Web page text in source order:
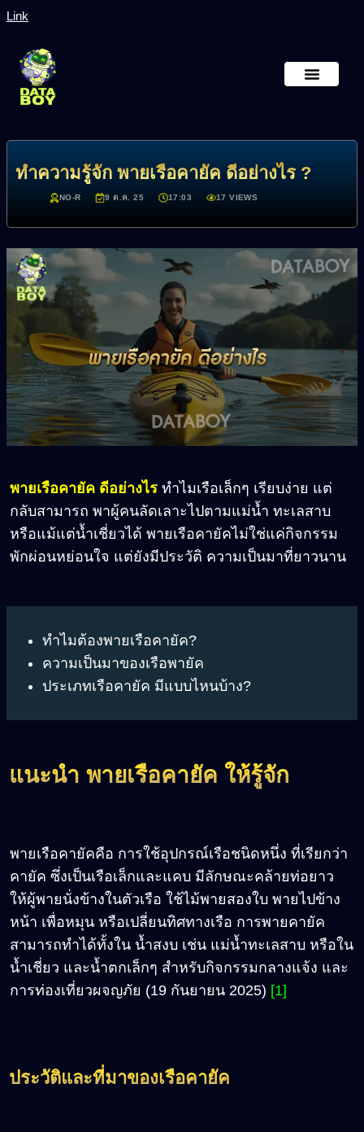
Link
ทำความรู้จัก พายเรือคายัค ดีอย่างไร ?
NO-R 9 ต.ค. 25 17:03 17 VIEWS
พายเรือคายัค ดีอย่างไร ทำไมเรือเล็กๆ เรียบง่าย แต่
กลับสามารถ พาผู้คนลัดเลาะไปตามแม่น้ำ ทะเลสาบ
หรือแม้แต่น้ำเชี่ยวได้ พายเรือคายัคไม่ใช่แค่กิจกรรม
พักผ่อนหย่อนใจ แต่ยังมีประวัติ ความเป็นมาที่ยาวนาน
ทำไมต้องพายเรือคายัค?
ความเป็นมาของเรือพายัค
ประเภทเรือคายัค มีแบบไหนบ้าง?
แนะนำ พายเรือคายัค ให้รู้จัก
พายเรือคายัคคือ การใช้อุปกรณ์เรือชนิดหนึ่ง ที่เรียกว่า
คายัค ซึ่งเป็นเรือเล็กและแคบ มีลักษณะคล้ายท่อยาว
ให้ผู้พายนั่งข้างในตัวเรือ ใช้ไม้พายสองใบ พายไปข้าง
หน้า เพื่อหมุน หรือเปลี่ยนทิศทางเรือ การพายคายัค
สามารถทำได้ทั้งใน น้ำสงบ เช่น แม่น้ำทะเลสาบ หรือใน
น้ำเชี่ยว และน้ำตกเล็กๆ สำหรับกิจกรรมกลางแจ้ง และ
การท่องเที่ยวผจญภัย (19 กันยายน 2025) [1]
ประวัติและที่มาของเรือคายัค